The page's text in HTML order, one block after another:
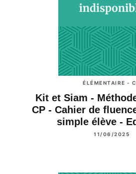
ÉLÉMENTAIRE -
Kit et Siam -
CP - Cahier de
simple élève -
11/06/2025